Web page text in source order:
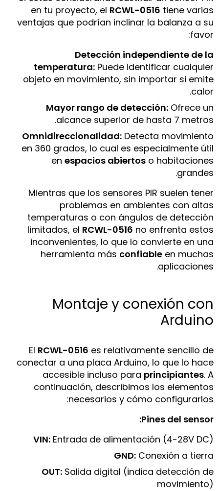
en tu proyecto, el RCWL-0516 tiene varias
ventajas que podrían inclinar la balanza a su
favor:
Detección independiente de la
temperatura:Puede identificar cualquier
objeto en movimiento, sin importar si emite
calor.
Mayor rango de detección:Ofrece un
alcance superior de hasta 7 metros.
Omnidireccionalidad:Detecta movimiento
en 360 grados, lo cual es especialmente útil
en espacios abiertoso habitaciones
grandes.
Mientras que los sensores PIR suelen tener
problemas en ambientes con altas
temperaturas o con ángulos de detección
limitados, el RCWL-0516 no enfrenta estos
inconvenientes, lo que lo convierte en una
herramienta más confiableen muchas
aplicaciones.
Montaje y conexión con
Arduino
El RCWL-0516 es relativamente sencillo de
conectar a una placa Arduino, lo que lo hace
accesible incluso para principiantes. A
continuación, describimos los elementos
necesarios y cómo configurarlos:
Pines del sensor:
VIN:Entrada de alimentación (4-28V DC)
GND:Conexión a tierra
OUT:Salida digital (indica detección de
movimiento)